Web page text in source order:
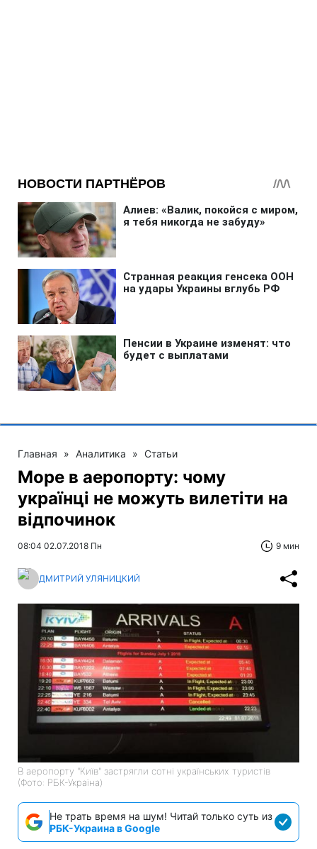
Главная » Аналитика » Статьи
Море в аеропорту: чому
українці не можуть вилетіти на
відпочинок
08:04 02.07.2018 Пн 9 мин
ДМИТРИЙ УЛЯНИЦКИЙ
В аеропорту "Київ" застрягли сотні українських туристів
(Фото: РБК-Україна)
Не трать время на шум! Читай только суть из
РБК-Украина в Google